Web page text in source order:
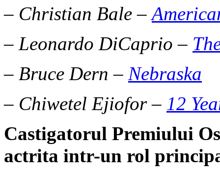
– Christian Bale –
– Leonardo DiCaprio –
– Bruce Dern – Nebraska
– Chiwetel Ejiofor – 12
Castigatorul Premiului
actrita intr-un rol